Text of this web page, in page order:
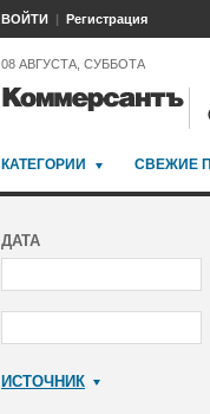
ВОЙТИ Регистрация
08 АВГУСТА, СУББОТА
КАТЕГОРИИ СВЕЖИЕ
ДАТА
ИСТОЧНИК